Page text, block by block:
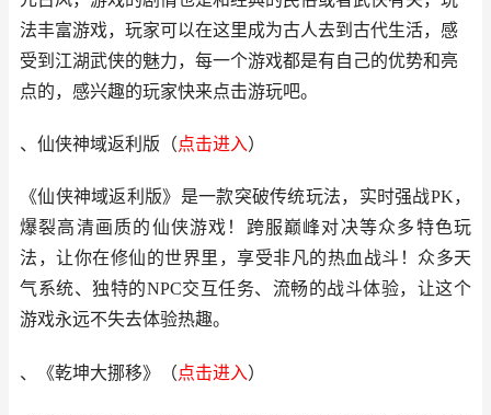
法丰富游戏，玩家可以在这里成为古人去到古代生活，感
受到江湖武侠的魅力，每一个游戏都是有自己的优势和亮
点的，感兴趣的玩家快来点击游玩吧。
、仙侠神域返利版（点击进 入）
《仙侠神域返利版》是一款突破传统玩法，实时强战PK，
爆裂高清画质的仙侠游戏！跨服巅峰对决等众多特色玩
法，让你在修仙的世界里，享受非凡的热血战斗！众多天
气系统、独特的NPC交互任务、流畅的战斗体验，让这个
游戏永远不失去体验热趣。
、《乾坤大挪移》 （点击进入）